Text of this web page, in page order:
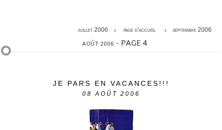
juillet 2006 page d'accueil septembre 2006
AOÛT 2006 - PAGE 4
JE PARS EN VACANCES!!!
08 AOÛT 2006